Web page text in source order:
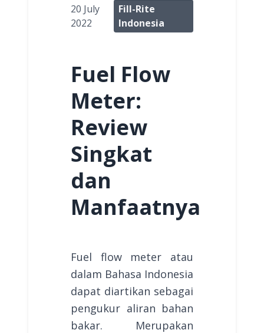
20 July
2022
Fill-Rite
Indonesia
Fuel Flow
Meter:
Review
Singkat
dan
Manfaatnya
Fuel flow meter atau
dalam Bahasa Indonesia
dapat diartikan sebagai
pengukur aliran bahan
bakar. Merupakan